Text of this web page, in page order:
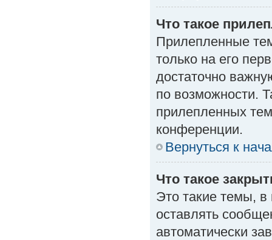
Что такое
Прилепленные
только на его
достаточно
по возможности.
прилепленных
конференции.
Вернуться к
Что такое
Это такие темы, в
оставлять
автоматически